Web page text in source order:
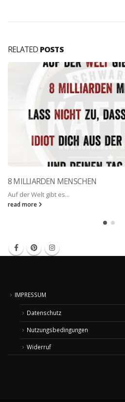
RELATED POSTS
8 MILLIARDEN MENSCHEN
Auf der Welt gibt es...
read more
IMPRESSUM
Datenschutz
Nutzungsbedingungen
Widerruf